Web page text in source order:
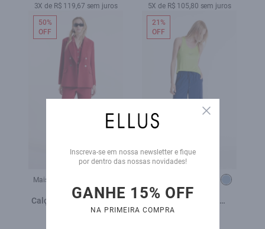
3X de R$ 119,67 sem juros 5X de R$ 105,80 sem juros
Mais cores:
Calça Tailoring Patheph
50%
OFF
Calça Poliamida
Parachute Pants Azul Bic
21%
OFF
Close
Inscreva-se em nossa newsletter e fique
por dentro das nossas novidades!
GANHE 15% OFF
NA PRIMEIRA COMPRA